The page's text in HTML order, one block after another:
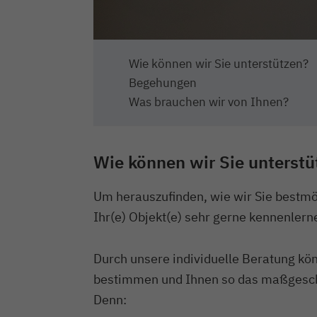
Wie können wir Sie unterstützen?
Begehungen
Was brauchen wir von Ihnen?
Wie können wir Sie
Um herauszufinden, wie wir Sie
Ihr(e) Objekt(e) sehr gerne
Durch unsere individuelle Beratung
bestimmen und Ihnen so das
Denn: